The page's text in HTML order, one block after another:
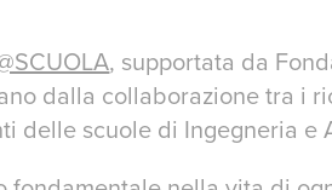
, supportata da
dalla collaborazione tra i
delle scuole di Ingegneria e